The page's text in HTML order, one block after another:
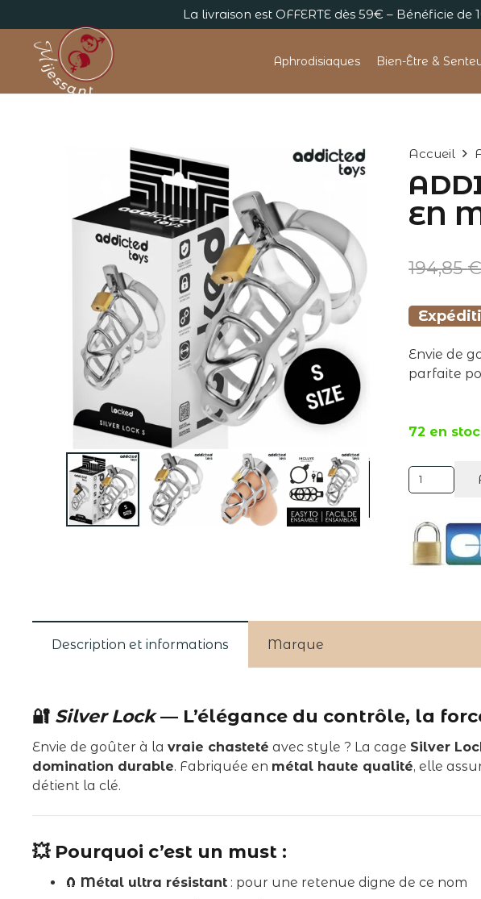
La livraison est OFFERTE dès 59€ – Bénéficie
Aphrodisiaques Bien-Être &
Accueil
EN
194,85
Envie de
parfaite
72 en
quantité
de
TOYS
LOCKED
MÉTAL
VERROU
ARGENT
TAILLE
S
Description et informations Marque
🔐 Silver Lock— L’élégance du contrôle, la
Envie de goûter à la vraie chasteté avec style ? La cage Silver
domination durable. Fabriquée en métal haute qualité, elle
détient la clé.
💥 Pourquoi c’est un must :
🧲 Métal ultra résistant : pour une retenue digne de ce nom